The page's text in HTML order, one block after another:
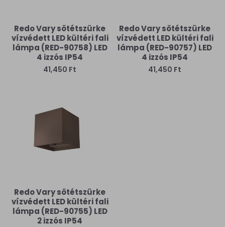
Redo Vary sötétszürke
vízvédett LED kültéri fali
lámpa (RED-90758) LED
4 izzós IP54
41,450 Ft
Redo Vary sötétszürke
vízvédett LED kültéri fali
lámpa (RED-90757) LED
4 izzós IP54
41,450 Ft
Redo Vary sötétszürke
vízvédett LED kültéri fali
lámpa (RED-90755) LED
2 izzós IP54